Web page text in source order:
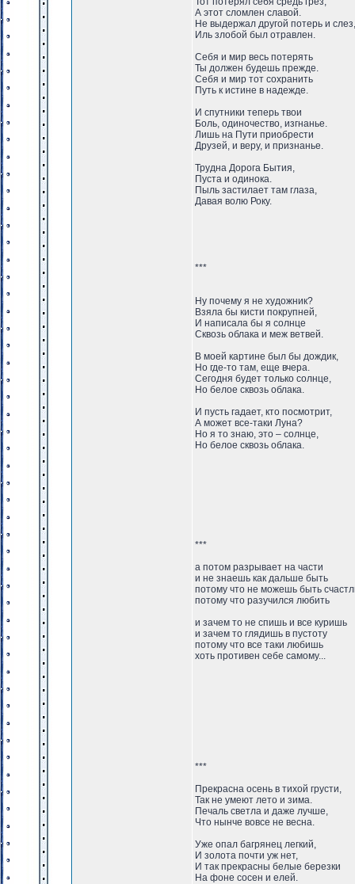
А этот сломлен славой.
Не выдержал другой потерь и слез,
Иль злобой был отравлен.
Себя и мир весь потерять
Ты должен будешь прежде.
Себя и мир тот сохранить
Путь к истине в надежде.
И спутники теперь твои
Боль, одиночество, изгнанье.
Лишь на Пути приобрести
Друзей, и веру, и признанье.
Трудна Дорога Бытия,
Пуста и одинока.
Пыль застилает там глаза,
Давая волю Року.
***
Ну почему я не художник?
Взяла бы кисти покрупней,
И написала бы я солнце
Сквозь облака и меж ветвей.
В моей картине был бы дождик,
Но где-то там, еще вчера.
Сегодня будет только солнце,
Но белое сквозь облака.
И пусть гадает, кто посмотрит,
А может все-таки Луна?
Но я то знаю, это – солнце,
Но белое сквозь облака.
***
а потом разрывает на части
и не знаешь как дальше быть
потому что не можешь быть
потому что разучился любить
и зачем то не спишь и все куришь
и зачем то глядишь в пустоту
потому что все таки любишь
хоть противен себе самому...
***
Прекрасна осень в тихой грусти,
Так не умеют лето и зима.
Печаль светла и даже лучше,
Что нынче вовсе не весна.
Уже опал багрянец легкий,
И золота почти уж нет,
И так прекрасны белые березки
На фоне сосен и елей.